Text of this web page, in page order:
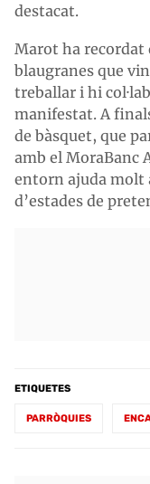
destacat.
Marot ha recordat
blaugranes que
treballar i hi
manifestat. A
de bàsquet, que
amb el MoraBanc
entorn ajuda molt
d’estades de
ETIQUETES
PARRÒQUIES